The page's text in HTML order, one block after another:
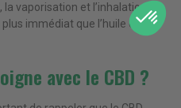
vaporisation et l’inhalation
immédiat que l’huile ou
avec le CBD ?